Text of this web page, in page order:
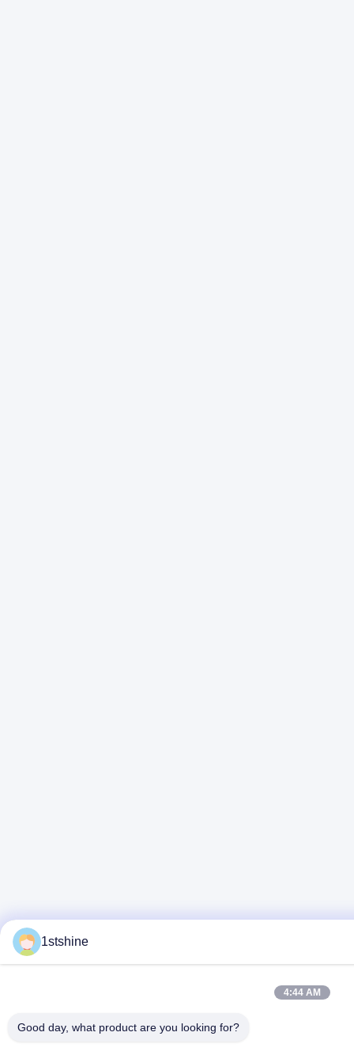
1stshine
4:44 AM
Good day, what product are you looking for?